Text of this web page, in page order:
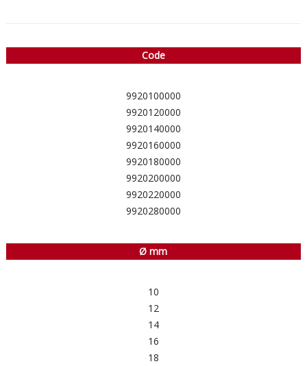
Code
9920100000
9920120000
9920140000
9920160000
9920180000
9920200000
9920220000
9920280000
Ø mm
10
12
14
16
18